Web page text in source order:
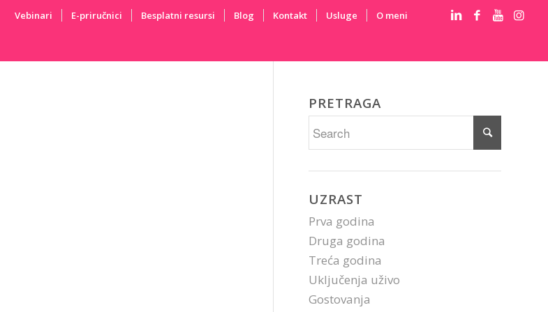
Vebinari E-priručnici Besplatni resursi Blog Kontakt Usluge O meni
PRETRAGA
UZRAST
Prva godina
Druga godina
Treća godina
Uključenja uživo
Gostovanja